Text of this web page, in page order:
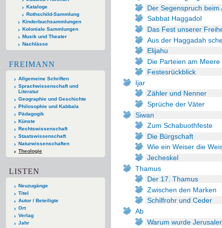
Kataloge
Rothschild-Sammlung
Kinderbuchsammlungen
Koloniale Sammlungen
Musik und Theater
Nachlässe
FREIMANN
Allgemeine Schriften
Sprachwissenschaft und
Literatur
Geographie und Geschichte
Philosophie und Kabbala
Pädagogik
Künste
Rechtswissenschaft
Staatswissenschaft
Naturwissenschaften
Theologie
LISTEN
Neuzugänge
Titel
Autor / Beteiligte
Ort
Verlag
Jahr
Der Segenspruch
Sabbat Haggadol
Das Fest unserer
Aus der Haggadah
Elijahu
Die Parteien am Meere
Festesrückblick
Ijar
Zähler und Nenner
Sprüche der Väter
Siwan
Zum Schabuothfeste
Die Bürgschaft
Wie ein Weiser die
Jecheskel
Thamus
Der 17. Thamus
Zwischen den Marken
Schilfrohr und Ceder
Ab
Warum wurde